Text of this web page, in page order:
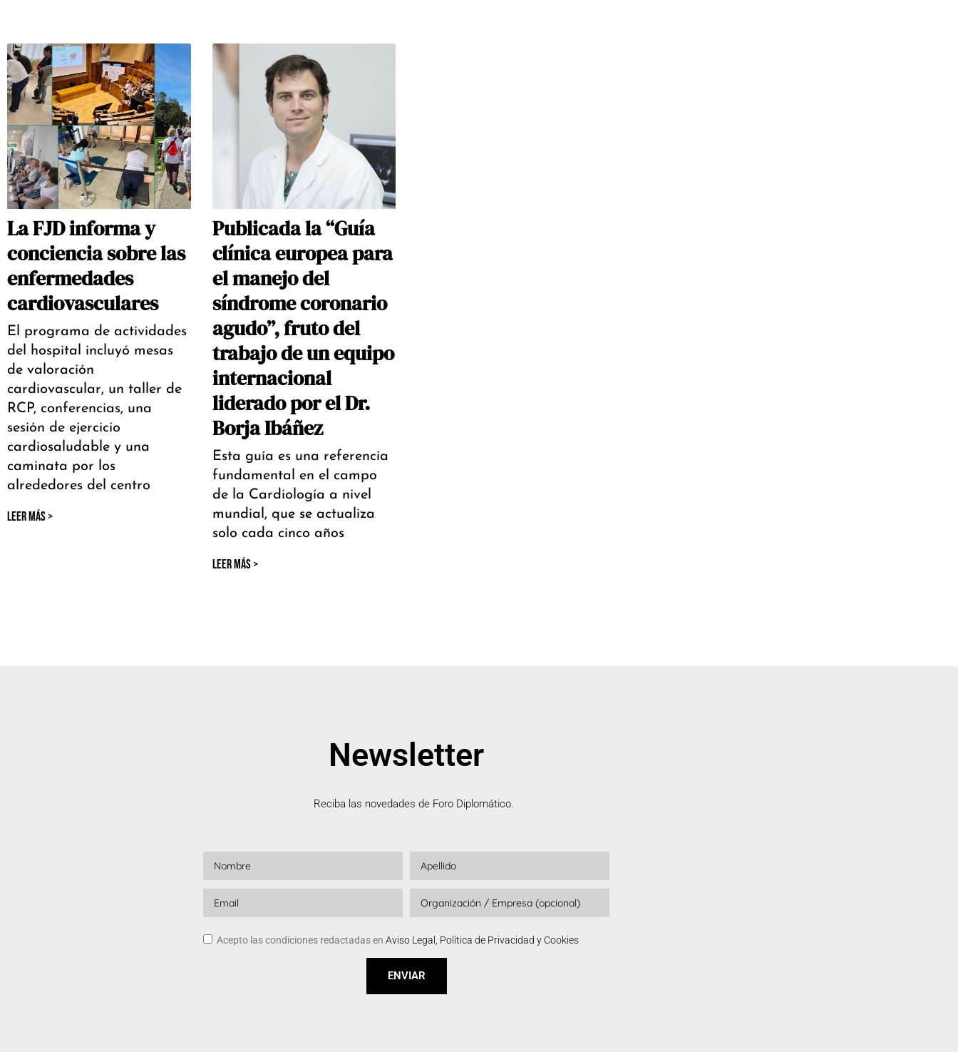
La FJD informa y
conciencia sobre las
enfermedades
cardiovasculares
El programa de actividades
del hospital incluyó mesas
de valoración
cardiovascular, un taller de
RCP, conferencias, una
sesión de ejercicio
cardiosaludable y una
caminata por los
alrededores del centro
LEER MÁS >
Publicada la “Guía
clínica europea para
el manejo del
síndrome coronario
agudo”, fruto del
trabajo de un equipo
internacional
liderado por el Dr.
Borja Ibáñez
Esta guía es una referencia
fundamental en el campo
de la Cardiología a nivel
mundial, que se actualiza
solo cada cinco años
LEER MÁS >
Newsletter
Reciba las novedades de Foro Diplomático.
Acepto las condiciones redactadas en Aviso Legal, Política de Privacidad y Cookies
ENVIAR